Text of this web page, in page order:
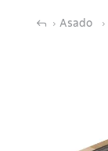
Asado